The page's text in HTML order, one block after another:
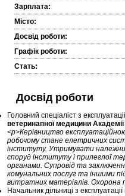
Зарплата:
Місто:
Досвід роботи:
Графік роботи:
Стать:
Досвід роботи
Головний спеціаліст з
ветеринапної медицини
<p>Керівництво
робочому стане елетричних
інституту. Утримувати
споруд інституту і прилеглої
органами. Супровід та
комунальних послуг та іншими
витратних матеріалів. Охорона
Начальник дільниці з